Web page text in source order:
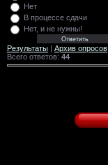
Нет
В процессе сдачи
Нет, и не нужны!
Результаты | Архив опросов
Всего ответов: 44